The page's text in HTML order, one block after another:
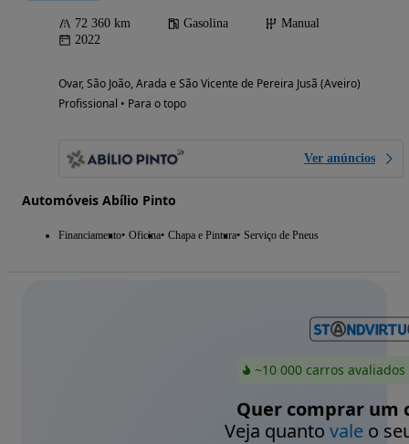
72 360 km Gasolina
Manual
2022
Ovar, São João, Arada e São Vicente de Pereira Jusã (Aveiro)
Profissional • Para o topo
Ver anúncios
Automóveis Abílio Pinto
Financiamento Oficina Chapa e Pintura Serviço de Pneus
~10 000 carros
Quer comprar um
Veja quanto valeo